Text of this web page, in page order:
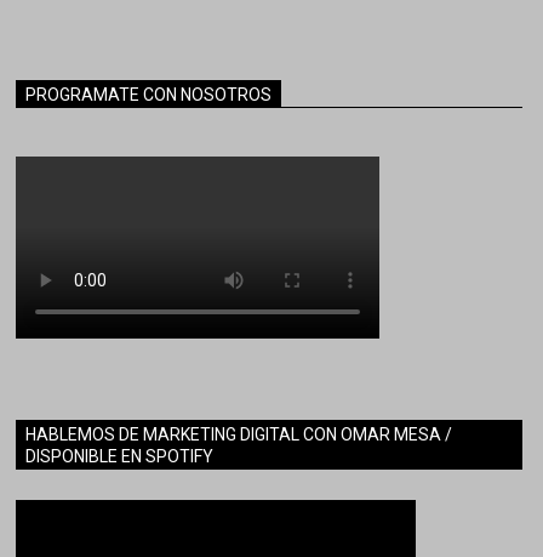
PROGRAMATE CON NOSOTROS
HABLEMOS DE MARKETING DIGITAL CON OMAR MESA /
DISPONIBLE EN SPOTIFY